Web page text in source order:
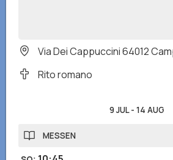
Via Dei Cappuccini 64012
Rito romano
9 JUL- 14 AUG
MESSEN